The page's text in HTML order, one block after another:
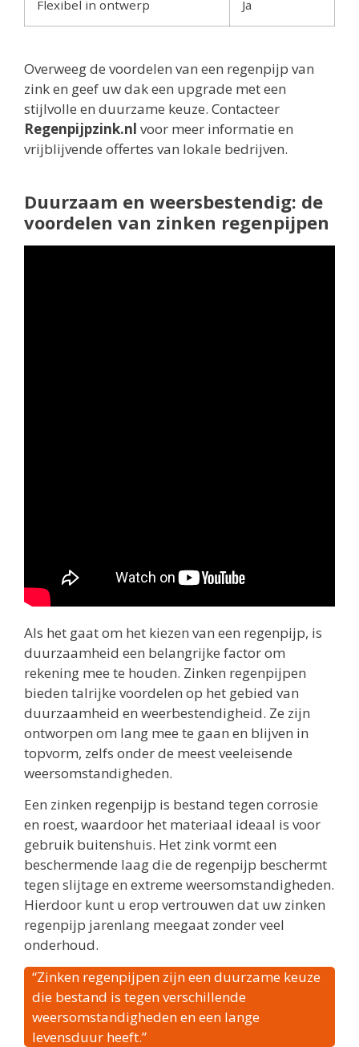
Flexibel in ontwerp Ja
Overweeg de voordelen van een regenpijp van
zink en geef uw dak een upgrade met een
stijlvolle en duurzame keuze. Contacteer
Regenpijpzink.nl voor meer informatie en
vrijblijvende offertes van lokale bedrijven.
Duurzaam en weersbestendig: de
voordelen van zinken regenpijpen
Als het gaat om het kiezen van een regenpijp, is
duurzaamheid een belangrijke factor om
rekening mee te houden. Zinken regenpijpen
bieden talrijke voordelen op het gebied van
duurzaamheid en weerbestendigheid. Ze zijn
ontworpen om lang mee te gaan en blijven in
topvorm, zelfs onder de meest veeleisende
weersomstandigheden.
Een zinken regenpijp is bestand tegen corrosie
en roest, waardoor het materiaal ideaal is voor
gebruik buitenshuis. Het zink vormt een
beschermende laag die de regenpijp beschermt
tegen slijtage en extreme weersomstandigheden.
Hierdoor kunt u erop vertrouwen dat uw zinken
regenpijp jarenlang meegaat zonder veel
onderhoud.
“Zinken regenpijpen zijn een duurzame keuze
die bestand is tegen verschillende
weersomstandigheden en een lange
levensduur heeft.”